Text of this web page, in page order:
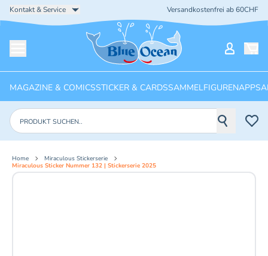
Kontakt & Service Versandkostenfrei ab 60CHF
Startseite
MAGAZINE & COMICSSTICKER & CARDSSAMMELFIGURENAPPS
Produkte suchen
Home
Miraculous Stickerserie
Miraculous Sticker Nummer 132 | Stickerserie 2025